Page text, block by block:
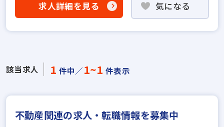
求人詳細を見る 気になる
該当求人 1 件中／1~1 件表示
不動産関連の求人・転職情報を募集中